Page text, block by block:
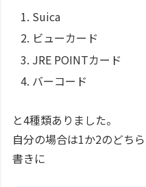
Suica
ビューカード
JRE POINTカード
バーコード
と4種類ありました。
自分の場合は1か2のどち
書きに